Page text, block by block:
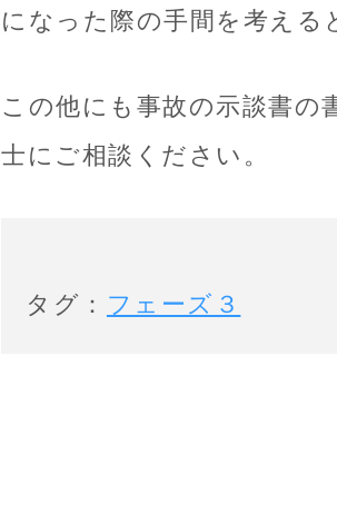
になった際の手間を考える
この他にも事故の示談書
士にご相談ください。
タグ： フェーズ３